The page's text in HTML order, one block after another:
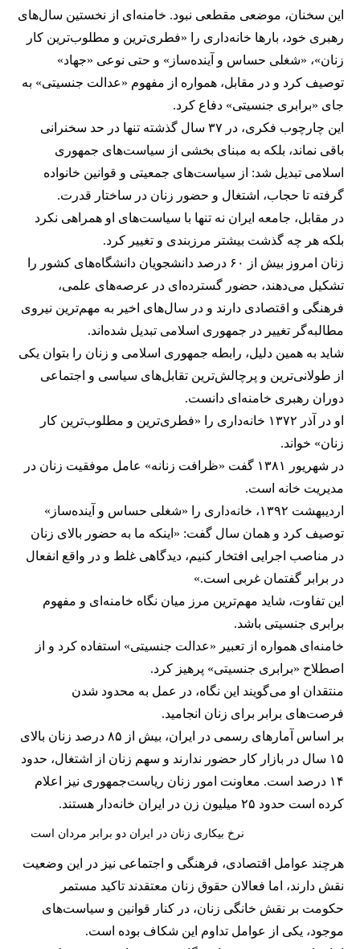
این سخنان، موضعی مقطعی نبود. خامنه‌ای از نخستین سال‌های
رهبری خود، بارها خانه‌داری را «فطری‌ترین و مطلوب‌ترین کار
زنان»، «شغلی حساس و آینده‌ساز» و حتی نوعی «جهاد»
توصیف کرد و در مقابل، همواره از مفهوم «عدالت جنسیتی» به
جای «برابری جنسیتی» دفاع کرد.
این چارچوب فکری، در ۳۷ سال گذشته تنها در حد سخنرانی
باقی نماند، بلکه به مبنای بخشی از سیاست‌های جمهوری
اسلامی تبدیل شد: از سیاست‌های جمعیتی و قوانین خانواده
گرفته تا حجاب، اشتغال و حضور زنان در ساختار قدرت.
در مقابل، جامعه ایران نه تنها با سیاست‌های او همراهی نکرد
بلکه هر چه گذشت بیشتر مرزبندی و تغییر کرد.
زنان امروز بیش از ۶۰ درصد دانشجویان دانشگاه‌های کشور را
تشکیل می‌دهند، حضور گسترده‌ای در عرصه‌های علمی،
فرهنگی و اقتصادی دارند و در سال‌های اخیر به مهم‌ترین نیروی
مطالبه‌گر تغییر در جمهوری اسلامی تبدیل شده‌اند.
شاید به همین دلیل، رابطه جمهوری اسلامی و زنان را بتوان یکی
از طولانی‌ترین و پرچالش‌ترین تقابل‌های سیاسی و اجتماعی
دوران رهبری خامنه‌ای دانست.
او در آذر ۱۳۷۲ خانه‌داری را «فطری‌ترین و مطلوب‌ترین کار
زنان» خواند.
در شهریور ۱۳۸۱ گفت «ظرافت زنانه» عامل موفقیت زنان در
مدیریت خانه است.
اردیبهشت ۱۳۹۲، خانه‌داری را «شغلی حساس و آینده‌ساز»
توصیف کرد و همان سال گفت: «اینکه ما به حضور بالای زنان
در مناصب اجرایی افتخار کنیم، دیدگاهی غلط و در واقع انفعال
در برابر گفتمان غربی است.»
این تفاوت، شاید مهم‌ترین مرز میان نگاه خامنه‌ای و مفهوم
برابری جنسیتی باشد.
خامنه‌ای همواره از تعبیر «عدالت جنسیتی» استفاده کرد و از
اصطلاح «برابری جنسیتی» پرهیز کرد.
منتقدان او می‌گویند این نگاه، در عمل به محدود شدن
فرصت‌های برابر برای زنان انجامید.
بر اساس آمارهای رسمی در ایران، بیش از ۸۵ درصد زنان بالای
۱۵ سال در بازار کار حضور ندارند و سهم زنان از اشتغال، حدود
۱۴ درصد است. معاونت امور زنان ریاست‌جمهوری نیز اعلام
کرده است حدود ۲۵ میلیون زن در ایران خانه‌دار هستند.
نرخ بیکاری زنان در ایران دو برابر مردان است
هرچند عوامل اقتصادی، فرهنگی و اجتماعی نیز در این وضعیت
نقش دارند، اما فعالان حقوق زنان معتقدند تاکید مستمر
حکومت بر نقش خانگی زنان، در کنار قوانین و سیاست‌های
موجود، یکی از عوامل تداوم این شکاف بوده است.